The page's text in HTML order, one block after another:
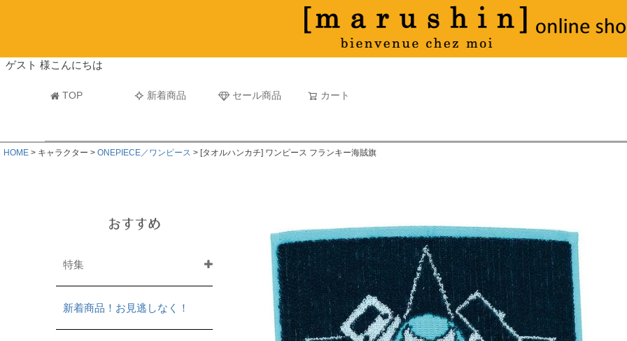
ゲスト 様こんにちは
TOP 新着商品 セール商品 カート
マフラータオル
並び順
新着順
古い順 価格が
HOME キャラクター ONEPIECE／ワンピース [タオルハンカチ] ワンピース フランキー海賊旗
おすすめ
特集
新着商品！お見逃しなく！